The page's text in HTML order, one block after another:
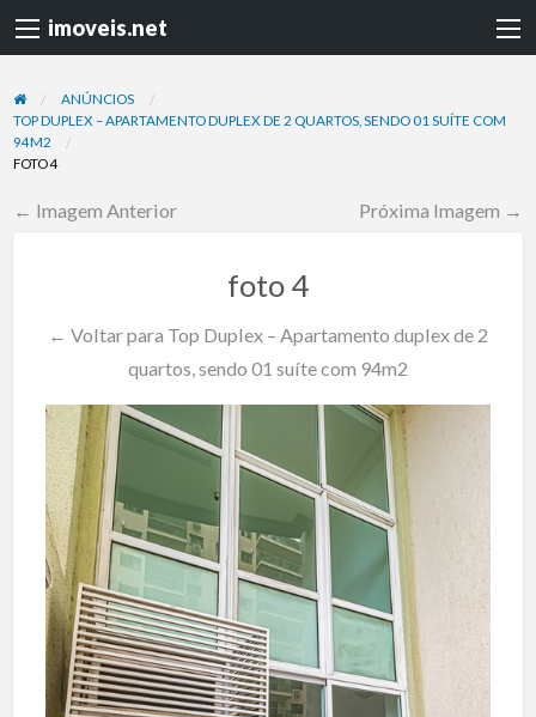
imoveis.net
ANÚNCIOS
TOP DUPLEX – APARTAMENTO DUPLEX DE 2 QUARTOS, SENDO 01 SUÍTE COM
94M2
FOTO 4
← Imagem Anterior Próxima Imagem →
foto 4
← Voltar para Top Duplex – Apartamento duplex de 2
quartos, sendo 01 suíte com 94m2